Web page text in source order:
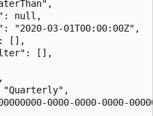
null,
"2020-03-01T00:00:00Z",
[],
[],
0000-0000-0000-